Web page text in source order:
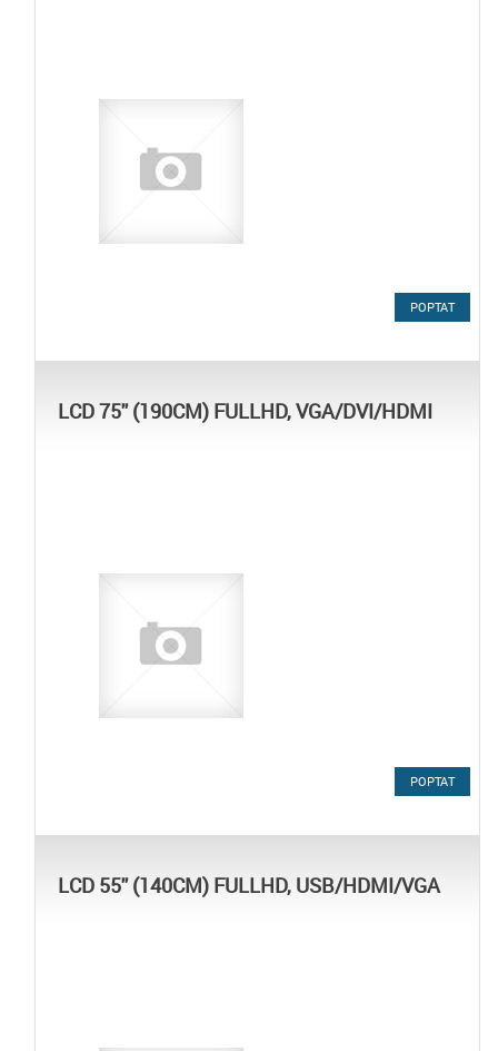
POPTAT
LCD 75'' (190CM) FULLHD, VGA/DVI/HDMI
POPTAT
LCD 55'' (140CM) FULLHD, USB/HDMI/VGA